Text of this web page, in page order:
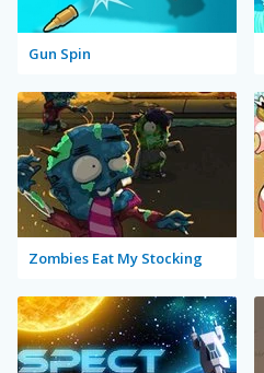
Gun Spin
Zombies Eat My Stocking